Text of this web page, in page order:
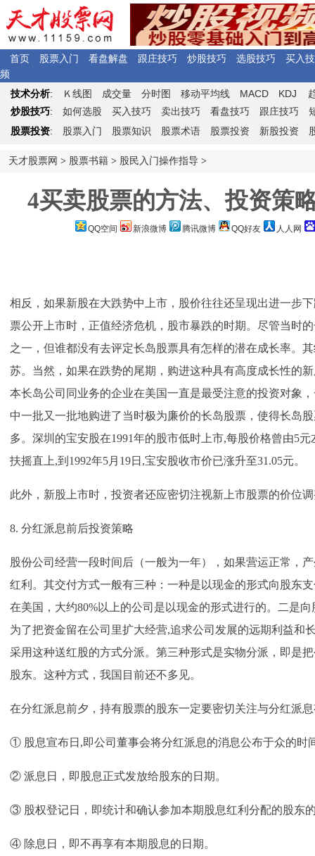
首页 股票入门 看盘解盘 跟庄技巧 炒股技巧 选股技巧
买入
频
技术分析: Ｋ 线图 成交量 分时图 移动平均线 MACD KDJ
炒股技巧: 如何选股 买入技巧 卖出技巧 看盘技巧 跟庄技巧
股票投资: 股票入门 股票知识 股票术语 股票投资 新股投资
天才股票网 > 股票书籍 > 股民入门操作指导 >
4买卖股票的方法、投资策
QQ空间 新浪微博 腾讯微博 QQ好友 人人网
相反，如果新股在大跌势中上市，股价往往还呈现出进一步
票公开上市时，正值经济危机，股市暴跌的时期。尽管当时
之一，但谁都没有去评定长岛股票具有怎样的潜在成长率。
苏。当然，如果在跌势的尾期，购进这种具有高度成长性的
本长岛公司同业务的企业在美国一直是最受注意的投资对象
中一批又一批地购进了当时极为廉价的长岛股票，使得长岛
多。深圳的宝安股在1991年的股市低时上市,每股价格曾由5
扶摇直上,到1992年5月19日,宝安股收市价已涨升至31.05元。
此外，新股上市时，投资者还应密切注视新上市股票的价位
8. 分红派息前后投资策略
股份公司经营一段时间后（一般为一年），如果营运正常，
红利。其交付方式一般有三种：一种是以现金的形式向股东
在美国，大约80%以上的公司是以现金的形式进行的。二是
为了把资金留在公司里扩大经营,追求公司发展的远期利益和
采用这种送红股的方式分派。第三种形式是实物分派，即是
股东。这种方式，我国目前还不多见。
在分红派息前夕，持有股票的股东一定要密切关注与分红派
① 股息宣布日,即公司董事会将分红派息的消息公布于众的时
② 派息日，即股息正式发放给股东的日期。
③ 股权登记日，即统计和确认参加本期股息红利分配的股东
④ 除息日，即不再享有本期股息的日期。